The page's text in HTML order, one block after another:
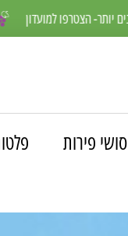
חברים שלנו נהנים יותר-
סושי פירות